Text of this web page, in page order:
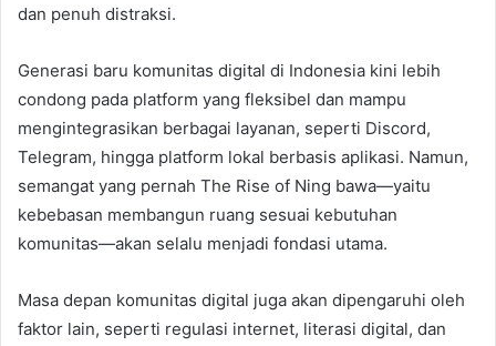
dan penuh distraksi.
Generasi baru komunitas digital di Indonesia kini lebih
condong pada platform yang fleksibel dan mampu
mengintegrasikan berbagai layanan, seperti Discord,
Telegram, hingga platform lokal berbasis aplikasi. Namun,
semangat yang pernah The Rise of Ning bawa—yaitu
kebebasan membangun ruang sesuai kebutuhan
komunitas—akan selalu menjadi fondasi utama.
Masa depan komunitas digital juga akan dipengaruhi oleh
faktor lain, seperti regulasi internet, literasi digital, dan